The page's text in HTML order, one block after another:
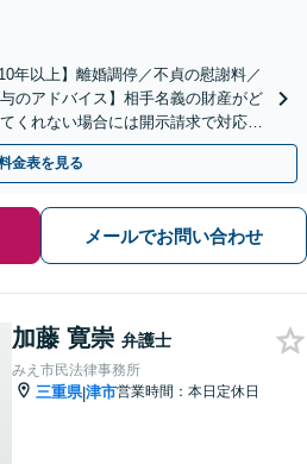
年以上】離婚調停／不貞の慰謝料／
のアドバイス】相手名義の財産がど
くれない場合には開示請求で対応し
金表を見る
メールでお問い合わせ
加藤 寛崇 弁護士
みえ市民法律事務所
三重県|津市営業時間：本日定休日